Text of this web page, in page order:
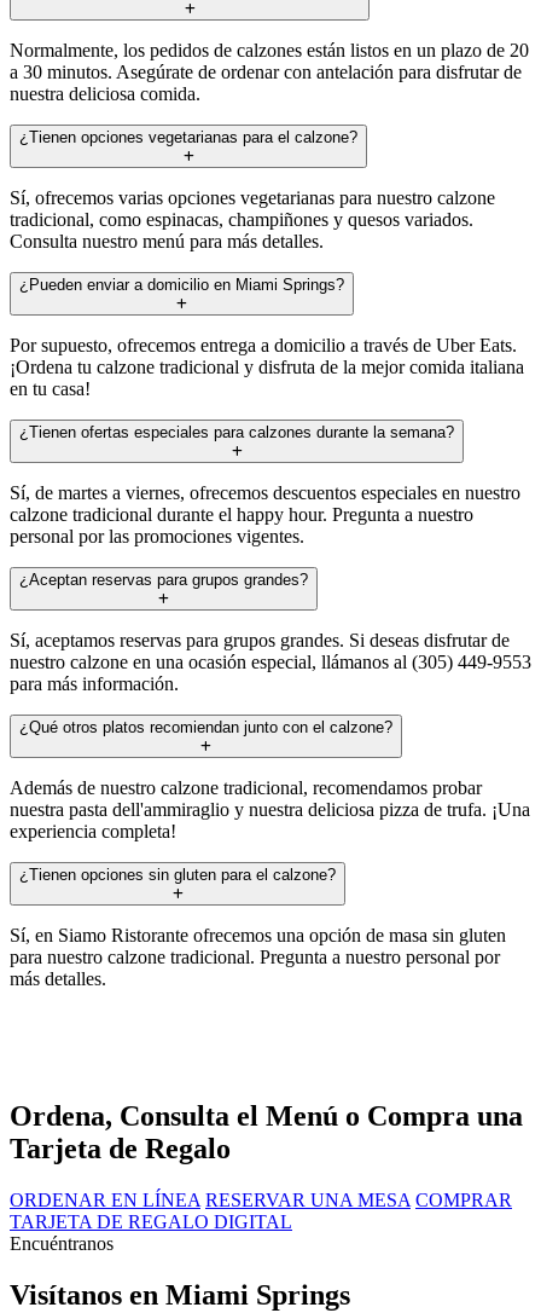
Normalmente, los pedidos de calzones están listos en un plazo de 20
a 30 minutos. Asegúrate de ordenar con antelación para disfrutar de
nuestra deliciosa comida.
¿Tienen opciones vegetarianas para el calzone?
Sí, ofrecemos varias opciones vegetarianas para nuestro calzone
tradicional, como espinacas, champiñones y quesos variados.
Consulta nuestro menú para más detalles.
¿Pueden enviar a domicilio en Miami Springs?
Por supuesto, ofrecemos entrega a domicilio a través de Uber Eats.
¡Ordena tu calzone tradicional y disfruta de la mejor comida italiana
en tu casa!
¿Tienen ofertas especiales para calzones durante la semana?
Sí, de martes a viernes, ofrecemos descuentos especiales en nuestro
calzone tradicional durante el happy hour. Pregunta a nuestro
personal por las promociones vigentes.
¿Aceptan reservas para grupos grandes?
Sí, aceptamos reservas para grupos grandes. Si deseas disfrutar de
nuestro calzone en una ocasión especial, llámanos al (305) 449-9553
para más información.
¿Qué otros platos recomiendan junto con el calzone?
Además de nuestro calzone tradicional, recomendamos probar
nuestra pasta dell'ammiraglio y nuestra deliciosa pizza de trufa. ¡Una
experiencia completa!
¿Tienen opciones sin gluten para el calzone?
Sí, en Siamo Ristorante ofrecemos una opción de masa sin gluten
para nuestro calzone tradicional. Pregunta a nuestro personal por
más detalles.
Ordena, Consulta el Menú o Compra una
Tarjeta de Regalo
ORDENAR EN LÍNEA RESERVAR UNA MESA COMPRAR
TARJETA DE REGALO DIGITAL
Encuéntranos
Visítanos en Miami Springs